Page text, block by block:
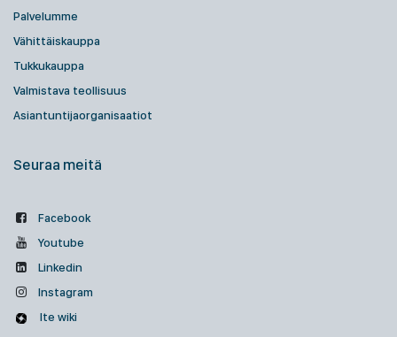
Palvelumme
Vähittäiskauppa
Tukkukauppa
Valmistava teollisuus
Asiantuntijaorganisaatiot
Seuraa meitä
Facebook
Youtube
Linkedin
Instagram
Ite wiki